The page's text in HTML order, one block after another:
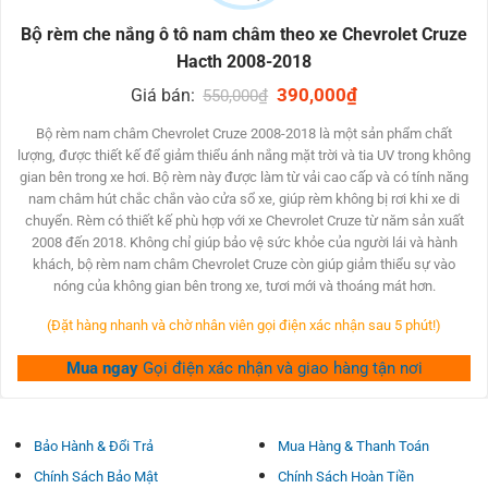
tăng tính thẩm mỹ đến thiết kế bên trong xe pháo của
game thủ.
nắng nam châm từ xe cộ Chevrolet, bạn không cần phải
sử dụng ổn định xe pháo có công suất to hơn để giữ
cho không khí bên trong xe pháo mát rượi. Như vậy giúp
tiết kiệm chi phí được 1 khối lượng năng lượng điện
năng đáng kể và giảm ngân sách sử dụng ô tô của
game thủ.
ĐẶC ĐIỂM NỔI BẬT CỦA RÈM CHE NẮNG Ô TÔ
NAM CHÂM
Bộ rèm chắn nắng nam châm được xem là 1 mẫu đổi mới
từ bỏ tấm che nắng và nóng cao su đặc hút chân chưa.
Bộ rèm che nắng ô tô nam châm theo xe Chevrolet Cruze
Hacth 2008-2018
Giá bán: 550,000₫ Original
was:
550,000₫.
390,000₫Current
is:
390,000₫.
Bộ rèm nam châm Chevrolet Cruze 2008-2018 là một sản phẩm chất
lượng, được thiết kế để giảm thiểu ánh nắng mặt trời và tia UV trong không
gian bên trong xe hơi. Bộ rèm này được làm từ vải cao cấp và có tính năng
nam châm hút chắc chắn vào cửa sổ xe, giúp rèm không bị rơi khi xe di
chuyển. Rèm có thiết kế phù hợp với xe Chevrolet Cruze từ năm sản xuất
2008 đến 2018. Không chỉ giúp bảo vệ sức khỏe của người lái và hành
khách, bộ rèm nam châm Chevrolet Cruze còn giúp giảm thiểu sự vào
nóng của không gian bên trong xe, tươi mới và thoáng mát hơn.
(Đặt hàng nhanh và chờ nhân viên gọi điện xác nhận sau 5 phút!)
Mua ngay Gọi điện xác nhận và giao hàng tận nơi
Bảo Hành & Đổi Trả
Chính Sách Bảo Mật
Mua Hàng & Thanh Toán
Chính Sách Hoàn Tiền